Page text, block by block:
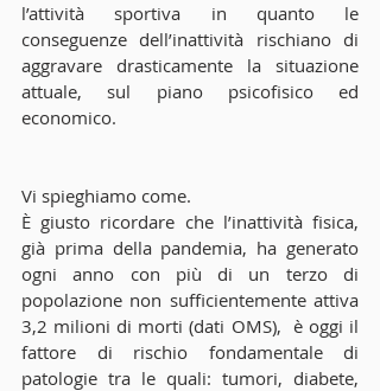
l’attività sportiva in quanto le
conseguenze dell’inattività rischiano di
aggravare drasticamente la situazione
attuale, sul piano psicofisico ed
economico.
Vi spieghiamo come.
È giusto ricordare che l’inattività fisica,
già prima della pandemia, ha generato
ogni anno con più di un terzo di
popolazione non sufficientemente attiva
3,2 milioni di morti (dati OMS),  è oggi il
fattore di rischio fondamentale di
patologie tra le quali: tumori, diabete,